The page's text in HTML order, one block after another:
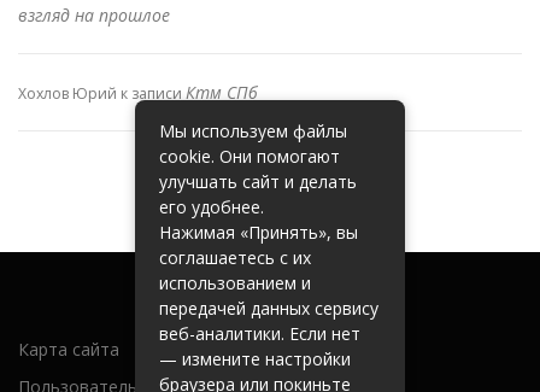
взгляд на прошлое
Хохлов Юрий к записи Ктм СПб
Карта сайта
Пользовательское соглашение
Мы используем файлы
cookie. Они помогают
улучшать сайт и делать
его удобнее.
Нажимая «Принять», вы
соглашаетесь с их
использованием и
передачей данных сервису
веб-аналитики. Если нет
— измените настройки
браузера или покиньте